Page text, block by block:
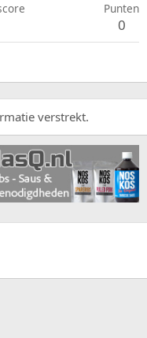
Punten
0
verstrekt.